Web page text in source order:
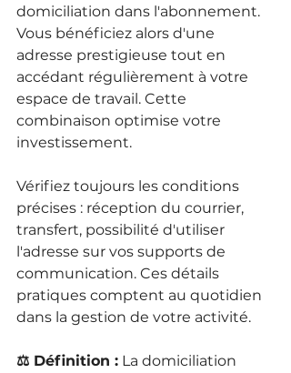
domiciliation dans l'abonnement.
Vous bénéficiez alors d'une
adresse prestigieuse tout en
accédant régulièrement à votre
espace de travail. Cette
combinaison optimise votre
investissement.
Vérifiez toujours les conditions
précises : réception du courrier,
transfert, possibilité d'utiliser
l'adresse sur vos supports de
communication. Ces détails
pratiques comptent au quotidien
dans la gestion de votre activité.
⚖️ Définition : La domiciliation